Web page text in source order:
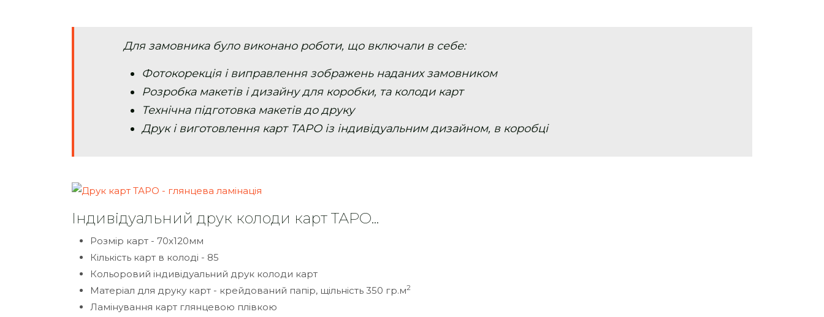
Для замовника було виконано роботи, що включали в себе:
Фотокорекція і виправлення зображень наданих замовником
Розробка макетів і дизайну для коробки, та колоди карт
Технічна підготовка макетів до друку
Друк і виготовлення карт ТАРО із індивідуальним дизайном, в коробці
Індивідуальний друк колоди карт ТАРО...
Розмір карт - 70х120мм
Кількість карт в колоді - 85
Кольоровий індивідуальний друк колоди карт
Матеріал для друку карт - крейдований папір, щільність 350 гр.м2
Ламінування карт глянцевою плівкою